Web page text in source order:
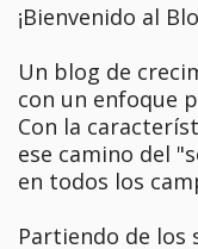
¡Bienvenido al
Un blog de
con un enfoque
Con la
ese camino del
en todos los
Partiendo de los